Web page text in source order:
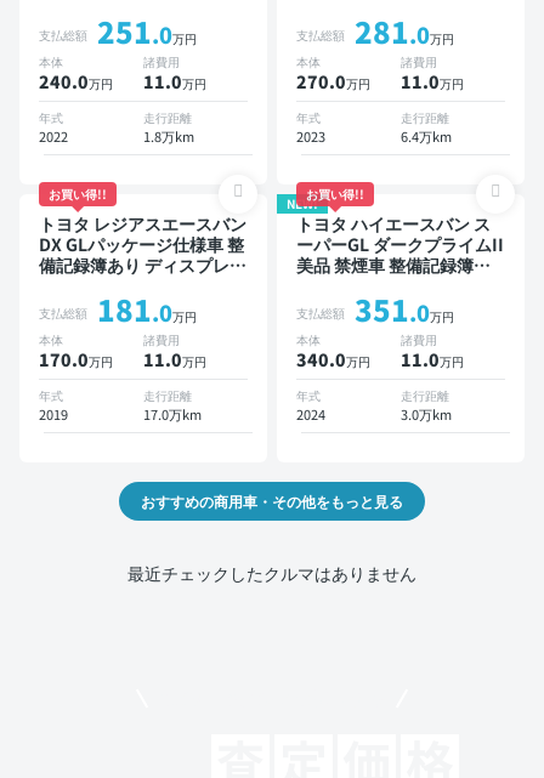
ルインナーミラー ワイヤレ
スキー ETC バックモニタ
ー 全方位カメラ 衝突軽減
支払総額 251.0万円
本体
240.0万円
諸費用
11.0万円
年式
2022
走行距離
1.8万km
ー スマートキー ETC バッ
クモニター 衝突軽減 両側
電動スライドドア
支払総額 281.0万円
本体
270.0万円
諸費用
11.0万円
年式
2023
走行距離
6.4万km
お買い得!!
トヨタ レジアスエースバン
DX GLパッケージ仕様車 整
備記録簿あり ディスプレイ
り TV ワイヤレスキー ETC
バックモニター ドライブレ
コーダー
支払総額 181.0万円
本体
170.0万円
諸費用
11.0万円
年式
2019
走行距離
17.0万km
NEW!
お買い得!!
トヨタ ハイエースバン ス
ーパーGL ダークプライムII
美品 禁煙車 整備記録簿あ
支払総額 351.0万円
本体
340.0万円
諸費用
11.0万円
年式
2024
走行距離
3.0万km
おすすめの商用車・その他をもっと見る
最近チェックしたクルマはありません